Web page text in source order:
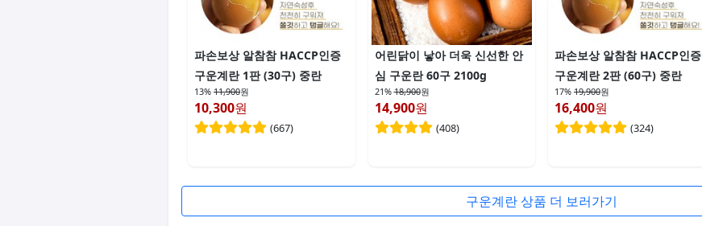
파손보상 알참참 HACCP인증
구운계란 1판 (30구) 중란
13% 11,900원
10,300원
(667)
어린닭이 낳아 더욱 신선한 안
심 구운란 60구 2100g
21% 18,900원
14,900원
(408)
파손보상 알참참 HACCP인증
구운계란 2판 (60구) 중란
17% 19,900원
16,400원
(324)
구운계란 상품 더 보러가기